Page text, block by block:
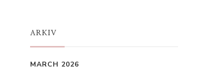
ARKIV
MARCH 2026